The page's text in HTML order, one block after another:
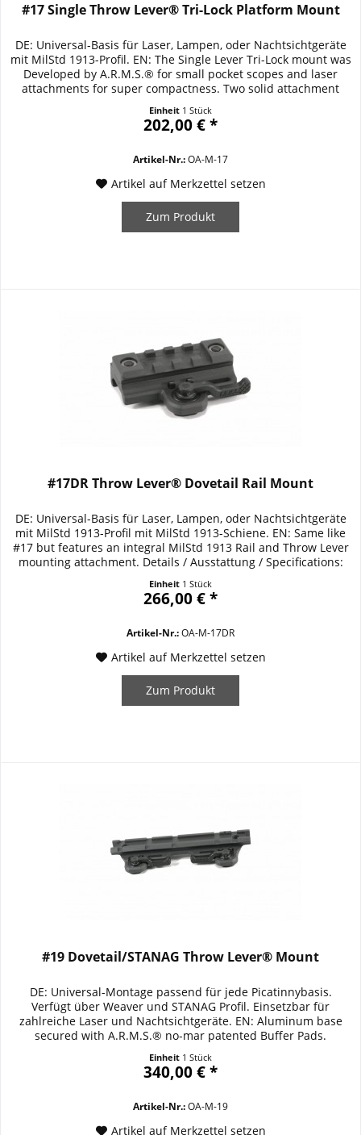
#17 Single Throw Lever® Tri-Lock Platform Mount
DE: Universal-Basis für Laser, Lampen, oder Nachtsichtgeräte
mit MilStd 1913-Profil. EN: The Single Lever Tri-Lock mount was
Developed by A.R.M.S.® for small pocket scopes and laser
attachments for super compactness. Two solid attachment
A.R.M.S.® steel locking foot and lever on the left side.
Standard STANAG width...
Einheit 1 Stück
202,00 € *
Artikel-Nr.:OA-M-17
Artikel auf Merkzettel setzen
Zum Produkt
#17DR Throw Lever® Dovetail Rail Mount
DE: Universal-Basis für Laser, Lampen, oder Nachtsichtgeräte
mit MilStd 1913-Profil mit MilStd 1913-Schiene. EN: Same like
#17 but features an integral MilStd 1913 Rail and Throw Lever
mounting attachment. Details / Ausstattung / Specifications:
Einheit 1 Stück
266,00 € *
Artikel-Nr.:OA-M-17DR
Artikel auf Merkzettel setzen
Zum Produkt
#19 Dovetail/STANAG Throw Lever® Mount
DE: Universal-Montage passend für jede Picatinnybasis.
Verfügt über Weaver und STANAG Profil. Einsetzbar für
zahlreiche Laser und Nachtsichtgeräte. EN: Aluminum base
secured with A.R.M.S.® no-mar patented Buffer Pads.
NATO STANAG and Weaver type standards combined for many
day and night vision optics and lasers....
Einheit 1 Stück
340,00 € *
Artikel-Nr.:OA-M-19
Artikel auf Merkzettel setzen